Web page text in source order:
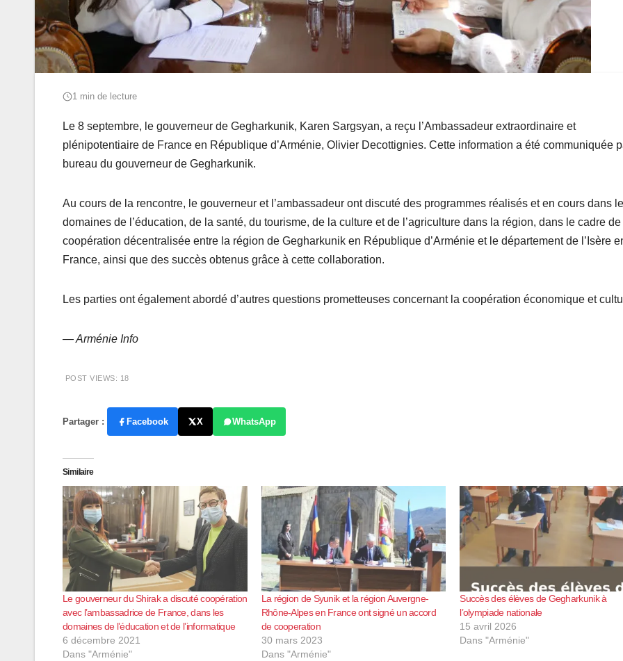
1 min de lecture
Le 8 septembre, le gouverneur de Gegharkunik, Karen Sargsyan, a reçu l’Ambassadeur extraordinaire et
plénipotentiaire de France en République d’Arménie, Olivier Decottignies. Cette information a été communiquée
bureau du gouverneur de Gegharkunik.
Au cours de la rencontre, le gouverneur et l’ambassadeur ont discuté des programmes réalisés et en cours dans
domaines de l’éducation, de la santé, du tourisme, de la culture et de l’agriculture dans la région, dans le cadre
coopération décentralisée entre la région de Gegharkunik en République d’Arménie et le département de l’Isère
France, ainsi que des succès obtenus grâce à cette collaboration.
Les parties ont également abordé d’autres questions prometteuses concernant la coopération économique et
— Arménie Info
POST VIEWS: 18
Partager : Facebook X WhatsApp
Similaire
Le gouverneur du Shirak a discuté coopération
avec l’ambassadrice de France, dans les
domaines de l’éducation et de l’informatique
6 décembre 2021
Dans "Arménie"
La région de Syunik et la région Auvergne-
Rhône-Alpes en France ont signé un accord
de cooperation
30 mars 2023
Dans "Arménie"
Succès des élèves de Gegharkunik à
l’olympiade nationale
15 avril 2026
Dans "Arménie"